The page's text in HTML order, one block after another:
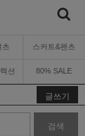
츠 스커트&팬츠
션 80% SALE
글쓰기
검색